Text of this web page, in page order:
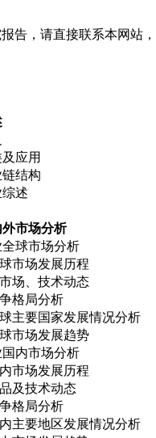
告，请直接联系本网站
应用
结构
述
市场分析
球市场分析
场发展历程
、技术动态
局分析
要国家发展情况分析
场发展趋势
内市场分析
场发展历程
技术动态
局分析
要地区发展情况分析